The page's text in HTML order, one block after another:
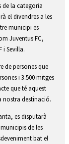
de la categoria
el divendres a les
municipi es
Juventus FC,
i Sevilla.
de persones que
i 3.500 mitges
que té aquest
nostra destinació.
es disputarà
de les
bat el